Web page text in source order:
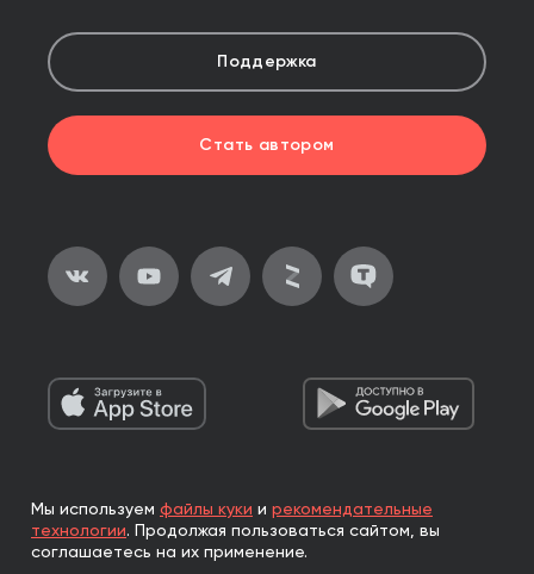
Поддержка
Стать автором
2026, ООО «Альпина Паблишер»
Все права защищены
Мы используем файлы куки и рекомендательные
технологии. Продолжая пользоваться сайтом, вы
соглашаетесь на их применение.